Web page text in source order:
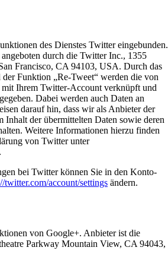
des Dienstes Twitter eingebunden.
durch die Twitter Inc., 1355
Francisco, CA 94103, USA. Durch das
Funktion „Re-Tweet“ werden die von
mit Ihrem Twitter-Account verknüpft und
Dabei werden auch Daten an
darauf hin, dass wir als Anbieter der
Inhalt der übermittelten Daten sowie deren
Weitere Informationen hierzu finden
von Twitter unter
bei Twitter können Sie in den Konto-
twitter.com/account/settings ändern.
von Google+. Anbieter ist die
Parkway Mountain View, CA 94043,